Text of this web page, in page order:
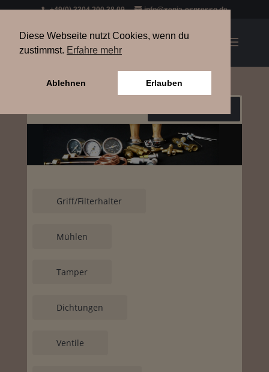
+49(0) 3304 200 38 09 info@xenia-espresso.de
Griff/Filterhalter
Mühlen
Tamper
Dichtungen
Ventile
Diese Webseite nutzt Cookies, wenn du
zustimmst. Erfahre mehr
Ablehnen Erlauben